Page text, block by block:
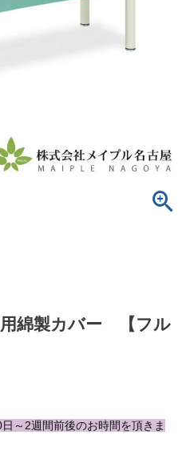
綿製カバー 【フル
～2週間前後のお時間を頂きま